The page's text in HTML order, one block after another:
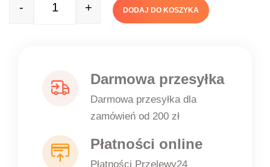
Quantity
- + DODAJ DO KOSZYKA
Darmowa przesyłka
Darmowa przesyłka dla
zamówień od 200 zł
Płatności online
Płatności Przelewy24